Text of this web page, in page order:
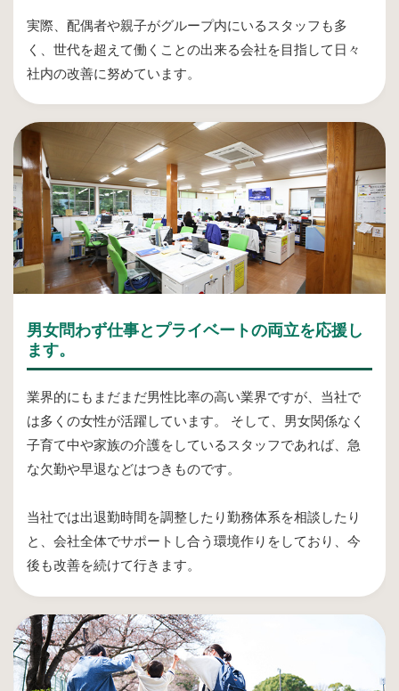
実際、配偶者や親子がグループ内にいるスタッフも多
く、世代を超えて働くことの出来る会社を目指して日々
社内の改善に努めています。
男女問わず仕事とプライベートの両立を応援し
ます。
業界的にもまだまだ男性比率の高い業界ですが、当社で
は多くの女性が活躍しています。 そして、男女関係なく
子育て中や家族の介護をしているスタッフであれば、急
な欠勤や早退などはつきものです。
当社では出退勤時間を調整したり勤務体系を相談したり
と、会社全体でサポートし合う環境作りをしており、今
後も改善を続けて行きます。